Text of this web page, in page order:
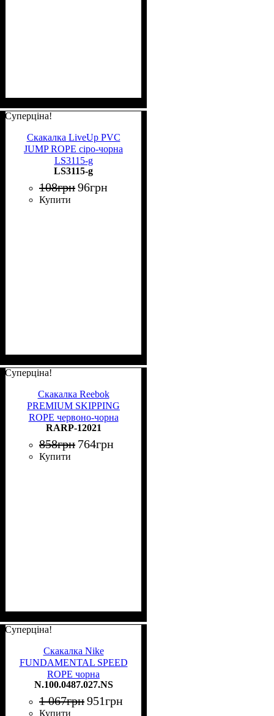
Суперціна!
Скакалка LiveUp PVC
JUMP ROPE сіро-чорна
LS3115-g
LS3115-g
108грн96грн
Купити
Суперціна!
Скакалка Reebok
PREMIUM SKIPPING
ROPE червоно-чорна
RARP-12021
RARP-12021
858грн 764грн
Купити
Суперціна!
Скакалка Nike
FUNDAMENTAL SPEED
ROPE чорна
N.100.0487.027.NS
N.100.0487.027.NS
1 067грн951грн
Купити